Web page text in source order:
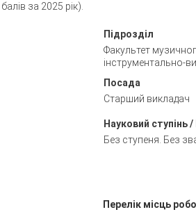
за 2025 рік).
Підрозділ
Факультет
інструментально-
Посада
Старший викладач
Науковий ступінь
Без ступеня. Без
Перелік місць